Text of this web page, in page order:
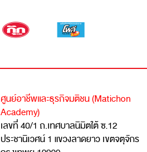
ศูนย์อาชีพและธุรกิจมติชน (Matichon
Academy)
เลขที่ 40/1 ถ.เทศบาลนิมิตใต้ ซ.12
ประชานิเวศน์ 1 แขวงลาดยาว เขตจตุจักร